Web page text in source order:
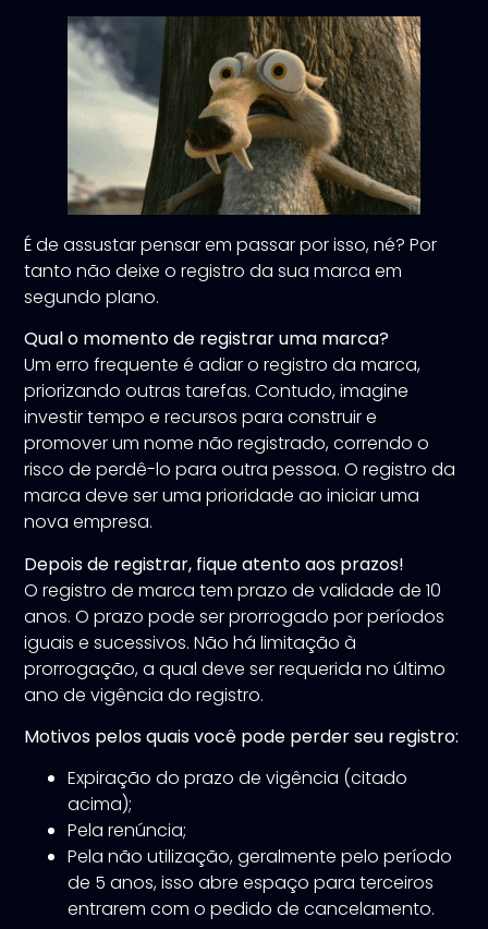
É de assustar pensar em passar por isso, né? Por
tanto não deixe o registro da sua marca em
segundo plano.
Qual o momento de registrar uma marca?
Um erro frequente é adiar o registro da marca,
priorizando outras tarefas. Contudo, imagine
investir tempo e recursos para construir e
promover um nome não registrado, correndo o
risco de perdê-lo para outra pessoa. O registro da
marca deve ser uma prioridade ao iniciar uma
nova empresa.
Depois de registrar, fique atento aos prazos!
O registro de marca tem prazo de validade de 10
anos. O prazo pode ser prorrogado por períodos
iguais e sucessivos. Não há limitação à
prorrogação, a qual deve ser requerida no último
ano de vigência do registro.
Motivos pelos quais você pode perder seu registro:
Expiração do prazo de vigência (citado
acima);
Pela renúncia;
Pela não utilização, geralmente pelo período
de 5 anos, isso abre espaço para terceiros
entrarem com o pedido de cancelamento.